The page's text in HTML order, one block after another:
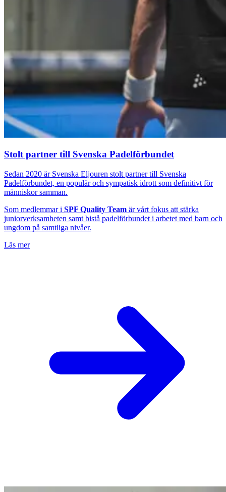
Stolt partner till Svenska Padelförbundet
Sedan 2020 är Svenska Eljouren stolt partner till Svenska
Padelförbundet, en populär och sympatisk idrott som definitivt för
människor samman.
Som medlemmar i SPF Quality Team är vårt fokus att stärka
juniorverksamheten samt bistå padelförbundet i arbetet med barn och
ungdom på samtliga nivåer.
Läs mer